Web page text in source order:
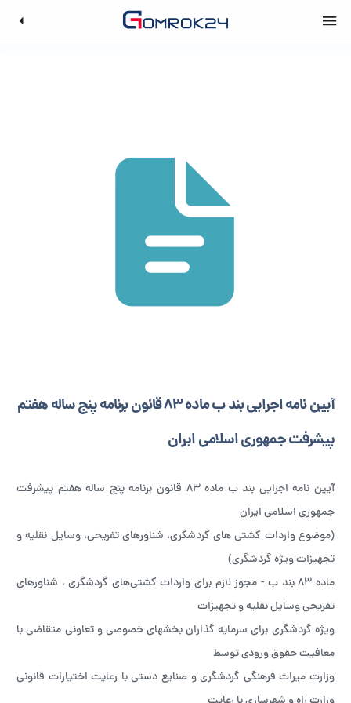
آیین نامه اجرایی بند ب ماده ۸۳ قانون برنامه پنج ساله هفتم
پیشرفت جمهوری اسلامی ایران
آیین نامه اجرایی بند ب ماده ۸۳ قانون برنامه پنج ساله هفتم پیشرفت
جمهوری اسلامی ایران
(موضوع واردات کشتی های گردشگری، شناورهای تفریحی، وسایل نقلیه و
تجهیزات ویژه گردشگری)
ماده ۸۳ بند ب - مجوز لازم برای واردات کشتی‌های گردشگری ، شناورهای
تفریحی وسایل نقلیه و تجهیزات
ویژه گردشگری برای سرمایه گذاران بخشهای خصوصی و تعاونی متقاضی با
معافیت حقوق ورودی توسط
وزارت میراث فرهنگی گردشگری و صنایع دستی با رعایت اختیارات قانونی